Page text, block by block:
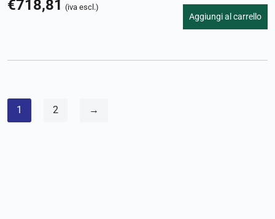
€718,81 (iva escl.)
Aggiungi al carrello
1 2 →